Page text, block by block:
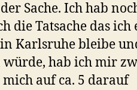
Sache. Ich hab
die Tatsache das ich
Karlsruhe bleibe
würde, hab ich mir
auf ca. 5 darauf